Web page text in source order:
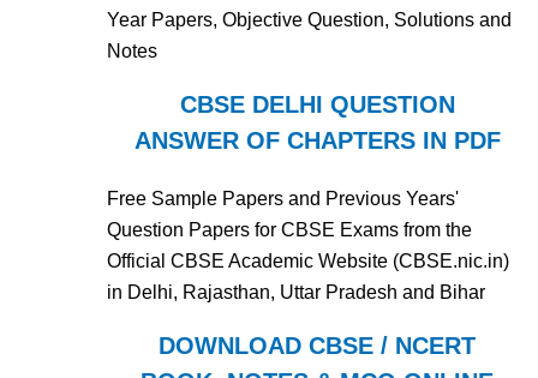
Year Papers, Objective Question, Solutions and
Notes
CBSE DELHI QUESTION
ANSWER OF CHAPTERS IN PDF
Free Sample Papers and Previous Years'
Question Papers for CBSE Exams from the
Official CBSE Academic Website (CBSE.nic.in)
in Delhi, Rajasthan, Uttar Pradesh and Bihar
DOWNLOAD CBSE / NCERT